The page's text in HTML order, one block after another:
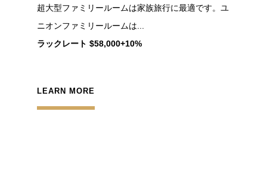
超大型ファミリールームは家族旅行に最適です。ユ
ニオンファミリールームは...
ラックレート $58,000+10%
LEARN MORE